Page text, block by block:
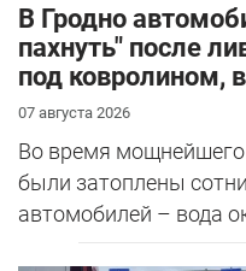
В Гродно
пахнуть" после
под ковролином,
07 августа 2026
Во время мощнейшего
были затоплены
автомобилей – вода